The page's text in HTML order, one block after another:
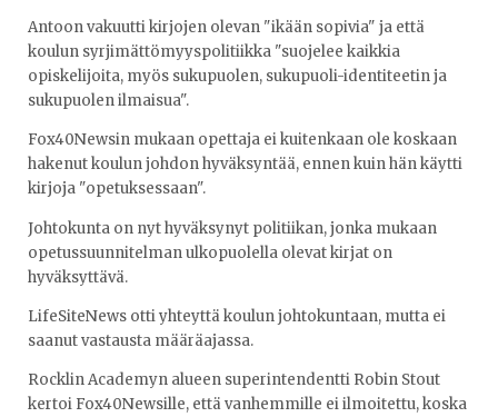
Antoon vakuutti kirjojen olevan "ikään sopivia" ja että
koulun syrjimättömyyspolitiikka "suojelee kaikkia
opiskelijoita, myös sukupuolen, sukupuoli-identiteetin ja
sukupuolen ilmaisua".
Fox40Newsin mukaan opettaja ei kuitenkaan ole koskaan
hakenut koulun johdon hyväksyntää, ennen kuin hän käytti
kirjoja "opetuksessaan".
Johtokunta on nyt hyväksynyt politiikan, jonka mukaan
opetussuunnitelman ulkopuolella olevat kirjat on
hyväksyttävä.
LifeSiteNews otti yhteyttä koulun johtokuntaan, mutta ei
saanut vastausta määräajassa.
Rocklin Academyn alueen superintendentti Robin Stout
kertoi Fox40Newsille, että vanhemmille ei ilmoitettu, koska